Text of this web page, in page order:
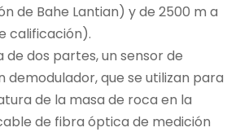
de Bahe Lantian) y de 2500 m a
calificación).
de dos partes, un sensor de
que se utilizan para
de la masa de roca en la
de fibra óptica de medición